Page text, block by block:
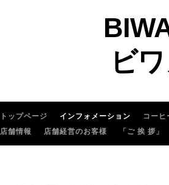
ビ
トップページ インフォメーション コーヒ
店舗情報
店舗経営のお客様 「ご 挨 拶」